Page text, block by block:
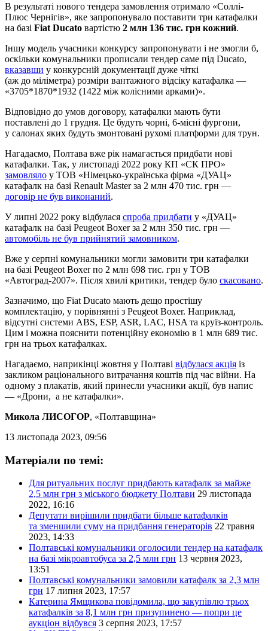
В результаті нового тендера замовлення отримало «Соллі-
Плюс Чернігів», яке запропонувало поставити три катафалки
на базі Fiat Ducato вартістю 2 млн 136 тис. грн кожний.
Іншу модель учасники конкурсу запропонувати і не змогли б,
оскільки комунальники прописали тендер саме під Ducato,
вказавши у конкурсній документації дуже чіткі
(аж до міліметра) розміри вантажного відсіку катафалка —
«3705*1870*1932 (1422 між колісними арками)».
Відповідно до умов договору, катафалки мають бути
поставлені до 1 грудня. Це будуть чорні, 6-місні фургони,
у салонах яких будуть змонтовані рухомі платформи для трун.
Нагадаємо, Полтава вже рік намагається придбати нові
катафалки. Так, у листопаді 2022 року КП «СК ПРО»
замовляло у ТОВ «Німецько-українська фірма «ДУАЦ»
катафалк на базі Renault Master за 2 млн 470 тис. грн —
договір не був виконаний.
У липні 2022 року відбулася спроба придбати у «ДУАЦ»
катафалк на базі Peugeot Boxer за 2 млн 350 тис. грн —
автомобіль не був прийнятий замовником.
Вже у серпні комунальники могли замовити три катафалки
на базі Peugeot Boxer по 2 млн 698 тис. грн у ТОВ
«Автоград-2007». Після хвилі критики, тендер було скасовано.
Зазначимо, що Fiat Ducato мають дещо простішу
комплектацію, у порівнянні з Peugeot Boxer. Наприклад,
відсутні системи ABS, ESP, ASR, LAC, HSA та круїз-контроль.
Цим і можна пояснити потенційну економію в 1 млн 689 тис.
грн на трьох катафалках.
Нагадаємо, наприкінці жовтня у Полтаві відбулася акція із
закликом раціонального витрачання коштів під час війни. На
одному з плакатів, який принесли учасники акції, був напис
— «Дрони, а не катафалки».
Микола ЛИСОГОР, «Полтавщина»
13 листопада 2023, 09:56
Матеріали по темі:
Для ритуальних послуг придбають катафалк за майже
2,5 млн грн з міського бюджету Полтави 29 листопада
2022, 16:16
Депутати вирішили придбати більше катафалків
та зменшили суму на придбання генераторів 22 травня
2023, 14:33
Полтавські комунальники оголосили тендер на катафалк
на базі мікроавтобуса за 2,5 млн грн 13 червня 2023,
13:51
Полтавські комунальники замовили катафалк за 2,3 млн
грн 17 липня 2023, 17:57
Катерина Ямщикова повідомила, що закупівлю трьох
катафалків за 8,1 млн грн призупинено — попри це
аукціон відбувся 3 серпня 2023, 17:57